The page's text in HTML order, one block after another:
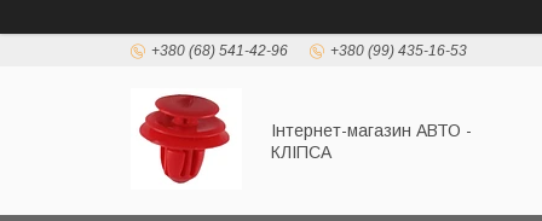
+380 (68) 541-42-96 +380 (99) 435-16-53
Інтернет-магазин АВТО -
КЛІПСА